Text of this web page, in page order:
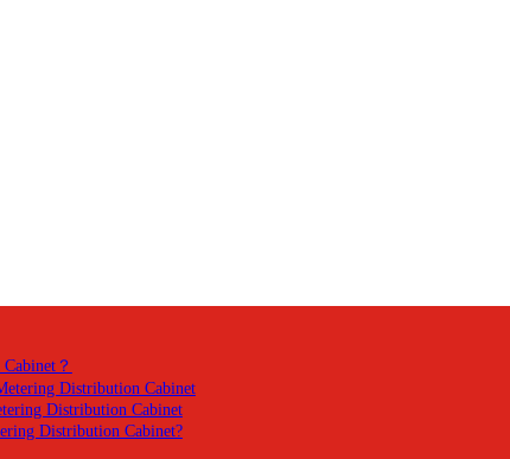
？
Distribution Cabinet
Distribution Cabinet
Distribution Cabinet?